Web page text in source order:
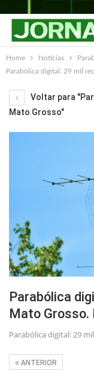
Home Notícias
Parabólica digital: 29 mil
Voltar para
Mato Grosso"
Parabólica
Mato Grosso.
Parabólica digital: 29
ANTERIOR